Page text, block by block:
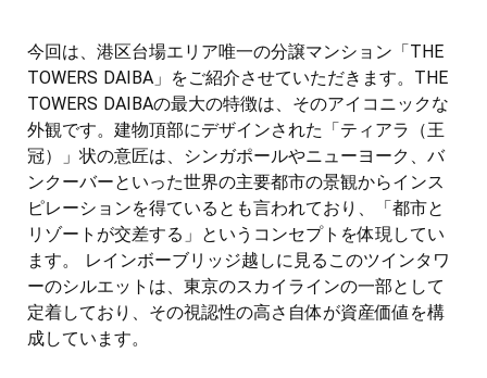
今回は、港区台場エリア唯一の分譲マンション「THE
TOWERS DAIBA」をご紹介させていただきます。THE
TOWERS DAIBAの最大の特徴は、そのアイコニックな
外観です。建物頂部にデザインされた「ティアラ（王
冠）」状の意匠は、シンガポールやニューヨーク、バ
ンクーバーといった世界の主要都市の景観からインス
ピレーションを得ているとも言われており、「都市と
リゾートが交差する」というコンセプトを体現してい
ます。 レインボーブリッジ越しに見るこのツインタワ
ーのシルエットは、東京のスカイラインの一部として
定着しており、その視認性の高さ自体が資産価値を構
成しています。